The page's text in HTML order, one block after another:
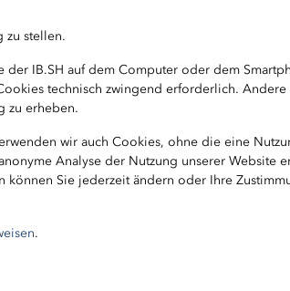
zu stellen.
IB.SH auf dem Computer oder dem
technisch zwingend erforderlich. Andere
zu erheben.
wir auch Cookies, ohne die eine
Analyse der Nutzung unserer Website
Sie jederzeit ändern oder Ihre
.